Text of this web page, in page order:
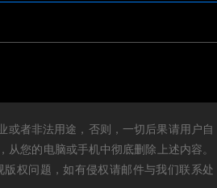
者非法用途，否则，一切后果请用户自
您的电脑或手机中彻底删除上述内容。
权问题，如有侵权请邮件与我们联系处